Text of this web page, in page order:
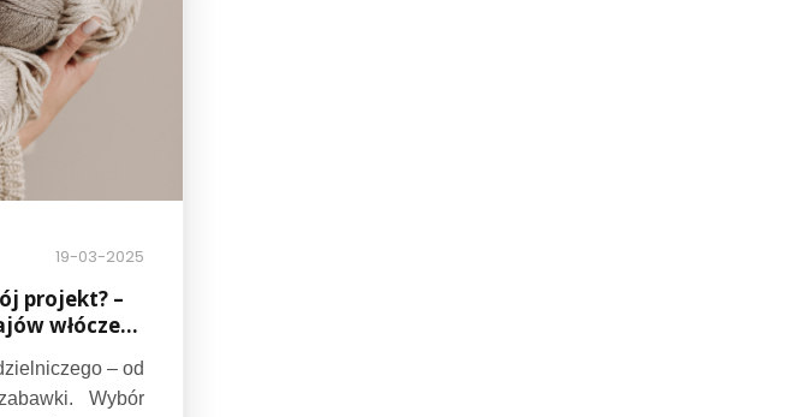
19-03-2025
projekt? –
włóczek,
– od
Wybór